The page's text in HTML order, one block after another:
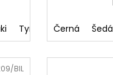
TyrkysováČerná Šedá
BIL